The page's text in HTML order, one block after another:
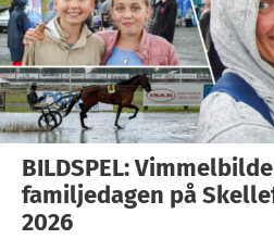
BILDSPEL:
familjedagen på
2026